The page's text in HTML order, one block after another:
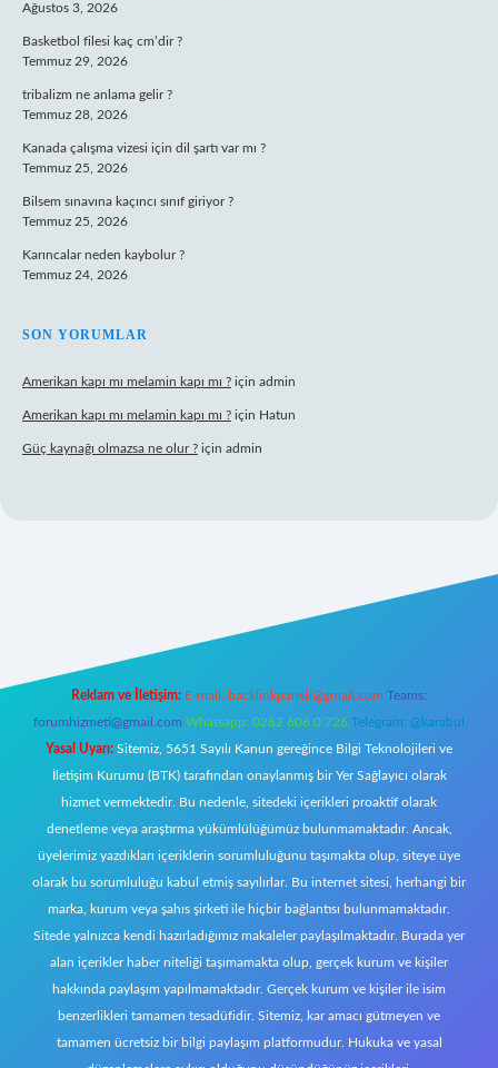
Ağustos 3, 2026
Basketbol filesi kaç cm’dir ?
Temmuz 29, 2026
tribalizm ne anlama gelir ?
Temmuz 28, 2026
Kanada çalışma vizesi için dil şartı var mı ?
Temmuz 25, 2026
Bilsem sınavına kaçıncı sınıf giriyor ?
Temmuz 25, 2026
Karıncalar neden kaybolur ?
Temmuz 24, 2026
SON YORUMLAR
Amerikan kapı mı melamin kapı mı ? için admin
Amerikan kapı mı melamin kapı mı ? için Hatun
Güç kaynağı olmazsa ne olur ? için admin
Reklam ve İletişim: E-mail: backlinkpaneli@gmail.com Teams:
forumhizmeti@gmail.com Whatsapp: 0262 606 0 726 Telegram: @karabul
Yasal Uyarı: Sitemiz, 5651 Sayılı Kanun gereğince Bilgi Teknolojileri ve
İletişim Kurumu (BTK) tarafından onaylanmış bir Yer Sağlayıcı olarak
hizmet vermektedir. Bu nedenle, sitedeki içerikleri proaktif olarak
denetleme veya araştırma yükümlülüğümüz bulunmamaktadır. Ancak,
üyelerimiz yazdıkları içeriklerin sorumluluğunu taşımakta olup, siteye üye
olarak bu sorumluluğu kabul etmiş sayılırlar. Bu internet sitesi, herhangi bir
marka, kurum veya şahıs şirketi ile hiçbir bağlantısı bulunmamaktadır.
Sitede yalnızca kendi hazırladığımız makaleler paylaşılmaktadır. Burada yer
alan içerikler haber niteliği taşımamakta olup, gerçek kurum ve kişiler
hakkında paylaşım yapılmamaktadır. Gerçek kurum ve kişiler ile isim
benzerlikleri tamamen tesadüfidir. Sitemiz, kar amacı gütmeyen ve
tamamen ücretsiz bir bilgi paylaşım platformudur. Hukuka ve yasal